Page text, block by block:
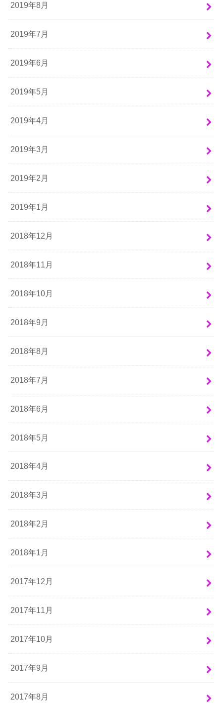
2019年8月
2019年7月
2019年6月
2019年5月
2019年4月
2019年3月
2019年2月
2019年1月
2018年12月
2018年11月
2018年10月
2018年9月
2018年8月
2018年7月
2018年6月
2018年5月
2018年4月
2018年3月
2018年2月
2018年1月
2017年12月
2017年11月
2017年10月
2017年9月
2017年8月